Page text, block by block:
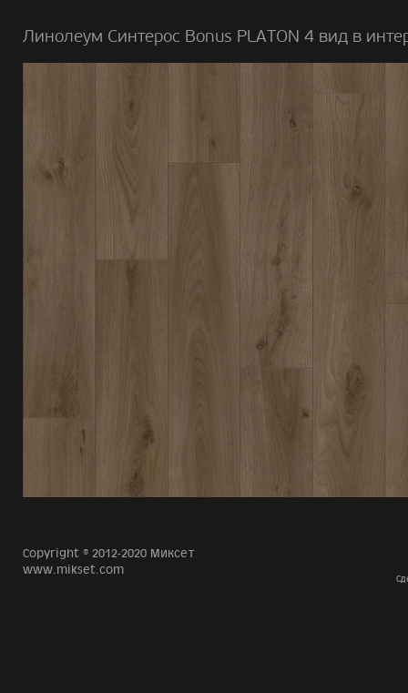
Линолеум Синтерос Bonus PLATON 4 вид в
Copyright © 2012-2020 Миксет
www.mikset.com